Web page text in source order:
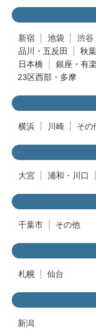
新宿 池袋 渋谷
品川・五反田
秋
日本橋
銀座・有
23区西部・多摩
横浜 川崎 その
大宮 浦和・川口
千葉市 その他
札幌 仙台
新潟